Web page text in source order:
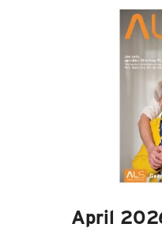
April